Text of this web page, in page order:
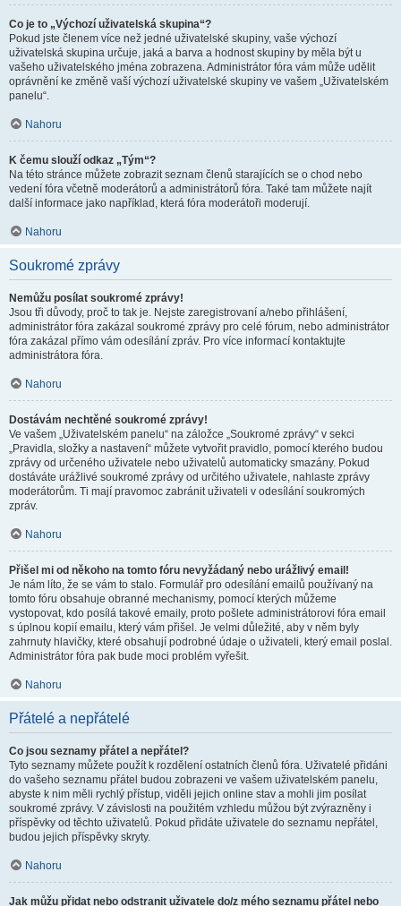
Co je to „Výchozí uživatelská skupina“?
Pokud jste členem více než jedné uživatelské skupiny, vaše výchozí
uživatelská skupina určuje, jaká a barva a hodnost skupiny by měla být u
vašeho uživatelského jména zobrazena. Administrátor fóra vám může udělit
oprávnění ke změně vaší výchozí uživatelské skupiny ve vašem „Uživatelském
panelu“.
Nahoru
K čemu slouží odkaz „Tým“?
Na této stránce můžete zobrazit seznam členů starajících se o chod nebo
vedení fóra včetně moderátorů a administrátorů fóra. Také tam můžete najít
další informace jako například, která fóra moderátoři moderují.
Nahoru
Soukromé zprávy
Nemůžu posílat soukromé zprávy!
Jsou tři důvody, proč to tak je. Nejste zaregistrovaní a/nebo přihlášení,
administrátor fóra zakázal soukromé zprávy pro celé fórum, nebo administrátor
fóra zakázal přímo vám odesílání zpráv. Pro více informací kontaktujte
administrátora fóra.
Nahoru
Dostávám nechtěné soukromé zprávy!
Ve vašem „Uživatelském panelu“ na záložce „Soukromé zprávy“ v sekci
„Pravidla, složky a nastavení“ můžete vytvořit pravidlo, pomocí kterého budou
zprávy od určeného uživatele nebo uživatelů automaticky smazány. Pokud
dostáváte urážlivé soukromé zprávy od určitého uživatele, nahlaste zprávy
moderátorům. Ti mají pravomoc zabránit uživateli v odesílání soukromých
zpráv.
Nahoru
Přišel mi od někoho na tomto fóru nevyžádaný nebo urážlivý email!
Je nám líto, že se vám to stalo. Formulář pro odesílání emailů používaný na
tomto fóru obsahuje obranné mechanismy, pomocí kterých můžeme
vystopovat, kdo posílá takové emaily, proto pošlete administrátorovi fóra email
s úplnou kopií emailu, který vám přišel. Je velmi důležité, aby v něm byly
zahrnuty hlavičky, které obsahují podrobné údaje o uživateli, který email poslal.
Administrátor fóra pak bude moci problém vyřešit.
Nahoru
Přátelé a nepřátelé
Co jsou seznamy přátel a nepřátel?
Tyto seznamy můžete použít k rozdělení ostatních členů fóra. Uživatelé přidáni
do vašeho seznamu přátel budou zobrazeni ve vašem uživatelském panelu,
abyste k nim měli rychlý přístup, viděli jejich online stav a mohli jim posílat
soukromé zprávy. V závislosti na použitém vzhledu můžou být zvýrazněny i
příspěvky od těchto uživatelů. Pokud přidáte uživatele do seznamu nepřátel,
budou jejich příspěvky skryty.
Nahoru
Jak můžu přidat nebo odstranit uživatele do/z mého seznamu přátel nebo